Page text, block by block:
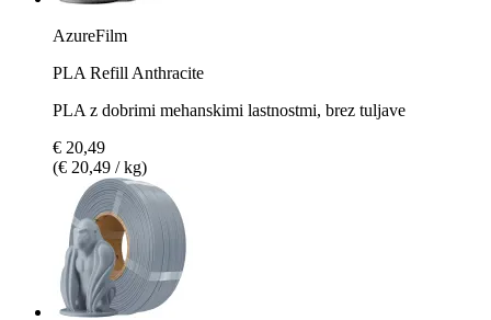
AzureFilm
PLA Refill Anthracite
PLA z dobrimi mehanskimi lastnostmi, brez tuljave
€ 20,49
(€ 20,49 / kg)